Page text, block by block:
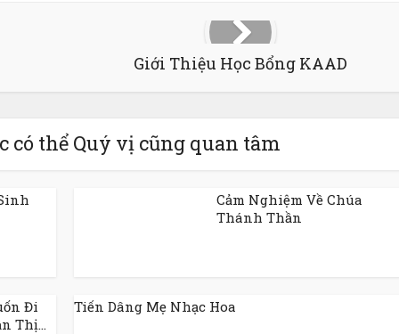
Giới Thiệu Học Bổng KAAD
có thể Quý vị cũng quan tâm
Cảm Nghiệm Về Chúa
Thánh Thần
Đi
Thị...
Tiến Dâng Mẹ Nhạc Hoa